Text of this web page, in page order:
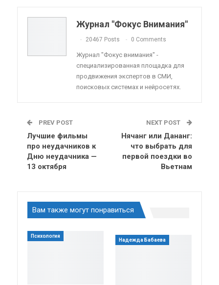
Telegram VK Viber
Linkedin Tumblr
Журнал "Фокус Внимания"
20467 Posts 0 Comments
Журнал "Фокус внимания" -
специализированная площадка для
продвижения экспертов в СМИ,
поисковых системах и нейросетях.
PREV POST
Лучшие фильмы
про неудачников к
Дню неудачника —
13 октября
NEXT POST
Нячанг или Дананг:
что выбрать для
первой поездки во
Вьетнам
Вам также могут понравиться
Психология
Надежда Бабаева